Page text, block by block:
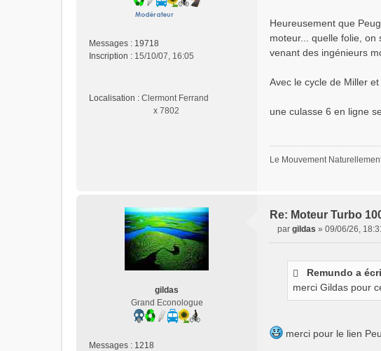
Messages : 19718
Inscription : 15/10/07, 16:05
Localisation : Clermont Ferrand
x 7802
n
l
u
Heureusement que
moteur... quelle folie,
venant des ingénieurs
Avec le cycle de Miller
une culasse 6 en ligne
Le Mouvement
gildas
Grand Econologue
Messages : 1218
Re: Moteur Turbo
n
o
par gildas » 09/06/26,
Remundo a
merci Gildas pour
merci pour le lien